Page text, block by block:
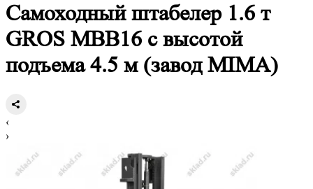
Самоходный штабелер 1.6 т
GROS MBB16 с высотой
подъема 4.5 м (завод MIMA)
‹
›